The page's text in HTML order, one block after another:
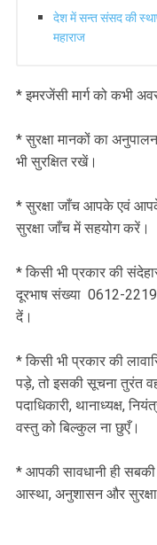
देश में सन्त संसद की
महाराज
* इमरजेंसी मार्ग को कभी
* सुरक्षा मानकों का
भी सुरक्षित रखें।
* सुरक्षा जाँच आपके एवं
सुरक्षा जाँच में सहयोग करें।
* किसी भी प्रकार की
दूरभाष संख्या 0612-
दें।
* किसी भी प्रकार की
पड़े, तो इसकी सूचना तुरंत
पदाधिकारी, थानाध्यक्ष,
वस्तु को बिल्कुल ना छुएँ।
* आपकी सावधानी ही
आस्था, अनुशासन और सुरक्षा